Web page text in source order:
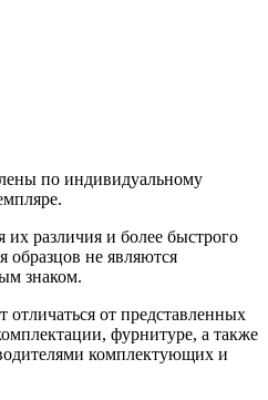
по индивидуальному
различия и более быстрого
образцов не являются
знаком.
отличаться от представленных
фурнитуре, а также
комплектующих и